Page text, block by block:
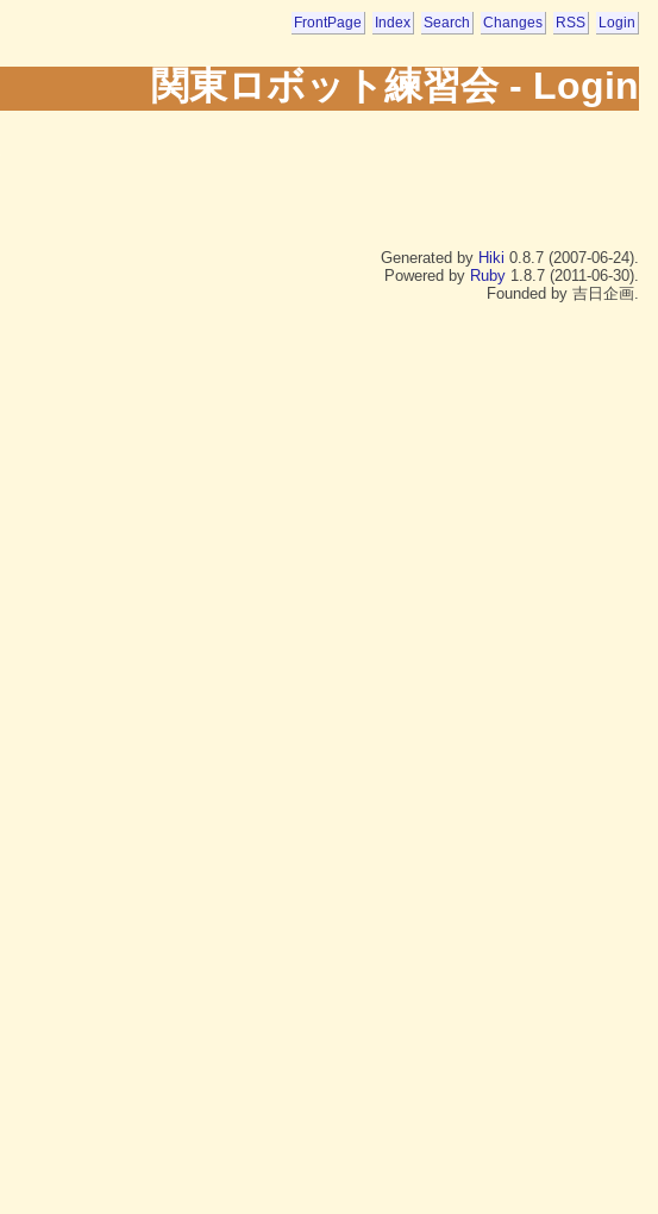
FrontPage Index Search Changes RSS Login
関東ロボット練習会 - Login
Generated by Hiki 0.8.7 (2007-06-24).
Powered by Ruby 1.8.7 (2011-06-30).
Founded by 吉日企画.